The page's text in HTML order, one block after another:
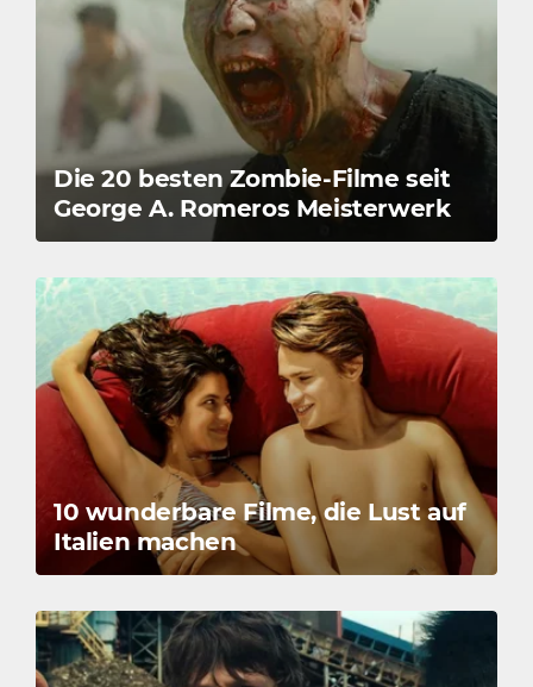
Die 20 besten Zombie-Filme seit
George A. Romeros Meisterwerk
10 wunderbare Filme, die Lust auf
Italien machen